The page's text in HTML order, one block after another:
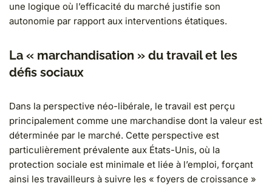
une logique où l’efficacité du marché justifie son
autonomie par rapport aux interventions étatiques.
La « marchandisation » du travail et les
défis sociaux
Dans la perspective néo-libérale, le travail est perçu
principalement comme une marchandise dont la valeur est
déterminée par le marché. Cette perspective est
particulièrement prévalente aux États-Unis, où la
protection sociale est minimale et liée à l’emploi, forçant
ainsi les travailleurs à suivre les « foyers de croissance »